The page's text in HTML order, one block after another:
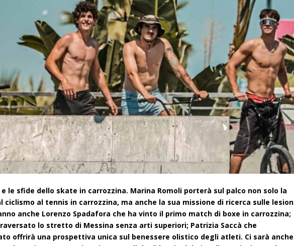
le sfide dello skate in carrozzina. Marina Romoli porterà sul palco non solo la
ciclismo al tennis in carrozzina, ma anche la sua missione di ricerca sulle
anche Lorenzo Spadafora che ha vinto il primo match di boxe in carrozzina;
lo stretto di Messina senza arti superiori; Patrizia Saccà che
offrirà una prospettiva unica sul benessere olistico degli atleti. Ci sarà anche